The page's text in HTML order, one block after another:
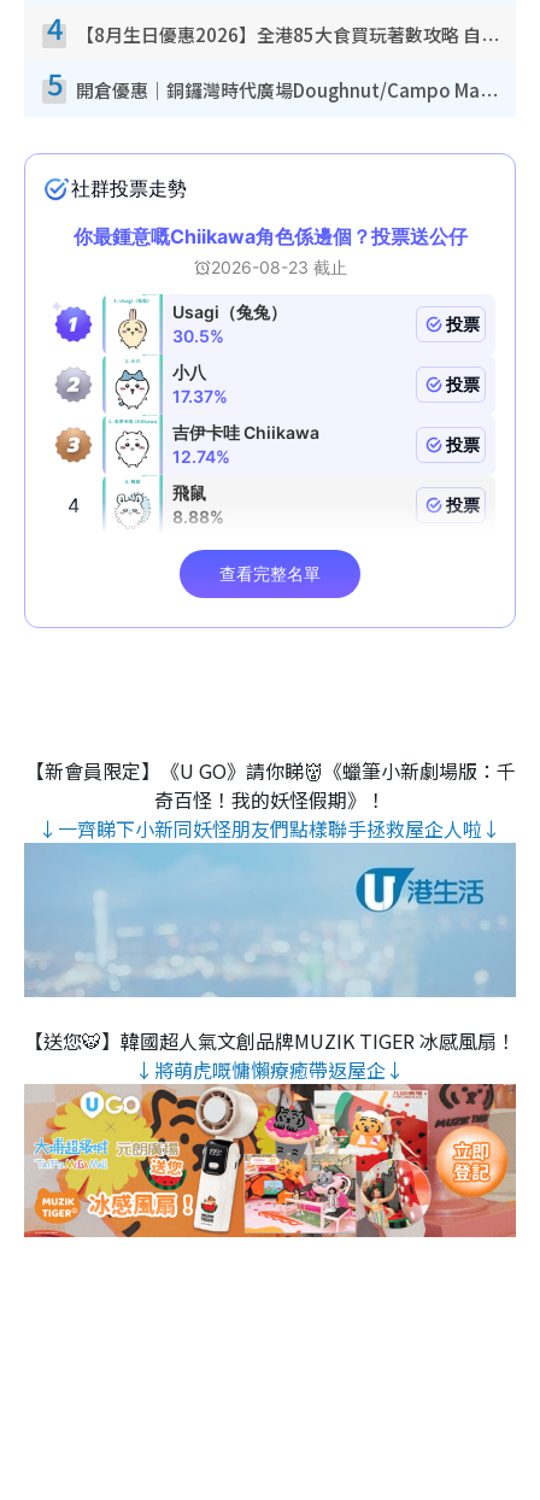
4 【8月生日優惠2026】全港85大食買玩著數攻略 自助餐/火鍋放題同行免費＋誠品/DONKI送現金券
5 開倉優惠｜銅鑼灣時代廣場Doughnut/Campo Marzio開倉低至1折！背囊、書包、手袋劈價$200起
【新會員限定】《U GO》請你睇👹《蠟筆小新劇場版：千
奇百怪！我的妖怪假期》！
↓一齊睇下小新同妖怪朋友們點樣聯手拯救屋企人啦↓
【送您🐯】韓國超人氣文創品牌MUZIK TIGER 冰感風扇！
↓將萌虎嘅慵懶療癒帶返屋企↓